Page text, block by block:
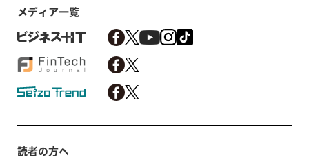
メディア一覧
読者の方へ